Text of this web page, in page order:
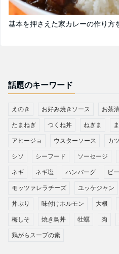
基本を押さえた家カレーの作り方
話題のキーワード
えのき お好み焼きソース お茶
たまねぎ つくね丼 ねぎま
アヒージョ ウスターソース カ
シソ シーフード ソーセージ
ネギ ネギ塩 ハンバーグ ビ
モッツァレラチーズ ユッケジャン
丼ぶり 味付けホルモン 大根
梅しそ 焼き鳥丼 牡蠣 肉
鶏がらスープの素